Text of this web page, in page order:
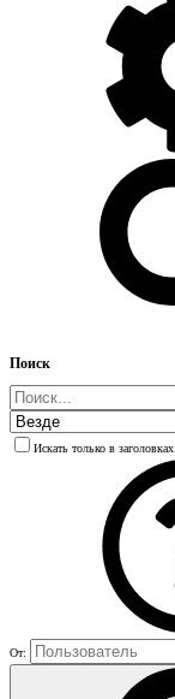
Поиск
Искать только в заголовках
От: